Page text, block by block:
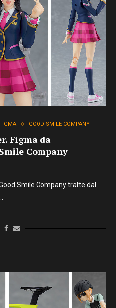
FIGMA GOOD SMILE COMPANY
Figma da
Company
Smile Company tratte dal